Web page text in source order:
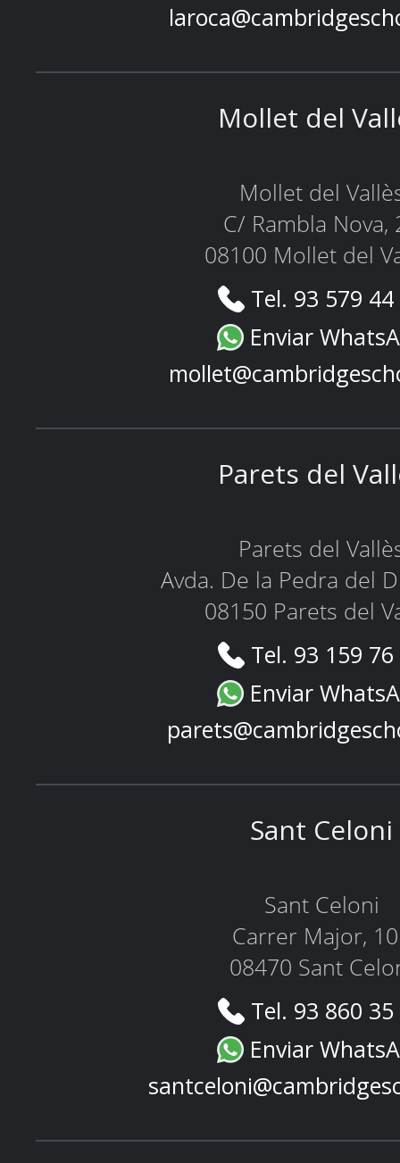
Mollet del
Mollet del
C/ Rambla Nova,
08100 Mollet del
Tel. 93 579
Enviar
Parets del
Parets del
Avda. De la Pedra del
08150 Parets del
Tel. 93 159
Enviar
Sant Celoni
Sant Celoni
Carrer Major,
08470 Sant
Tel. 93 860
Enviar